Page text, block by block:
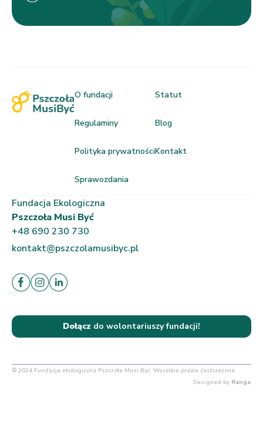
O fundacji
Regulaminy
Polityka prywatności
Sprawozdania
Statut
Blog
Kontakt
Fundacja Ekologiczna
Pszczoła Musi Być
+48 690 230 730
kontakt@pszczolamusibyc.pl
Dołącz do wolontariuszy fundacji!
© 2024 Fundacja ekologiczna Pszczoła Musi Być. Wszelkie prawa zastrzeżone.
Designed by Range